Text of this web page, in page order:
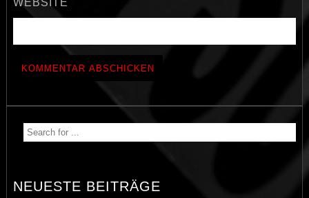
WEBSITE
NEUESTE BEITRÄGE